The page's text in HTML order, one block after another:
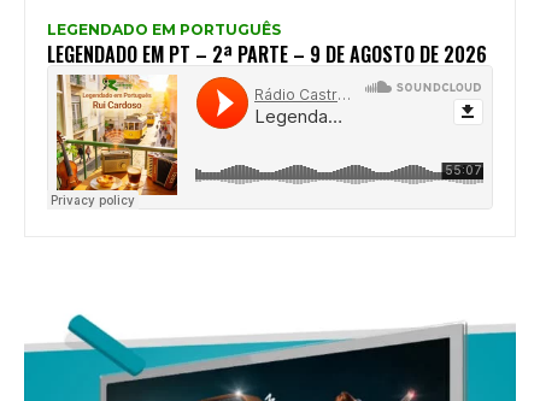
LEGENDADO EM PORTUGUÊS
LEGENDADO EM PT – 2ª PARTE – 9 DE AGOSTO DE 2026